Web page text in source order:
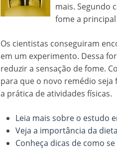
mais. Segundo
fome a
Os cientistas conseguiram
em um experimento. Dessa
reduzir a sensação de fome.
para que o novo remédio seja
a prática de atividades físicas.
Leia mais sobre o estudo
Veja a importância da
Conheça dicas de como